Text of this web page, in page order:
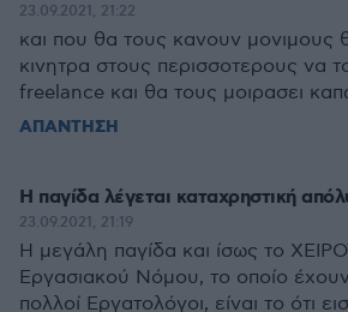
23.09.2021, 21:22
και που θα τους κανουν μονιμους
κινητρα στους περισσοτερους να
freelance και θα τους μοιρασει
ΑΠΑΝΤΗΣΗ
Η παγίδα λέγεται καταχρηστική
23.09.2021, 21:19
Η μεγάλη παγίδα και ίσως το
Εργασιακού Νόμου, το οποίο έχουν
πολλοί Εργατολόγοι, είναι το ότι